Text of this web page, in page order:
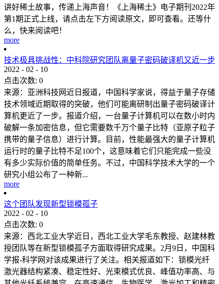
讲好稀土故事，传递上海声音！《上海稀土》电子期刊2022年
第1期正式上线，请点击左下方阅读原文，即可查看。还等什
么，快来阅读吧！
more
技术极具挑战性：中科院研究团队离量子密码破译机又近一步
2022 - 02 - 10
点击次数: 0
来源：亚洲科技网近日报道，中国科学家说，得益于量子存储
技术领域近期取得的突破，他们可能离研制出量子密码破译计
算机更近了一步。报道介绍，一台量子计算机可以在数小时内
破解一条加密信息，但它需要数千万个量子比特（亚原子粒子
携带的量子信息）进行计算。目前，性能最强大的量子计算机
运行时的量子比特不足100个，这意味着它们只能完成一些没
有多少实际价值的简单任务。不过，中国科学技术大学的一个
研究小组公布了一种新...
more
这个团队发现新型锁模孤子
2022 - 02 - 10
点击次数: 0
来源：西北工业大学近日，西北工业大学毛东教授、赵建林教
授团队等在新型锁模孤子方面取得研究成果。2月9日，中国科
学报-科学网对该成果进行了关注。相关报道如下：锁模光纤
激光器结构紧凑、稳定性好、光束模式优良、峰值功率高、与